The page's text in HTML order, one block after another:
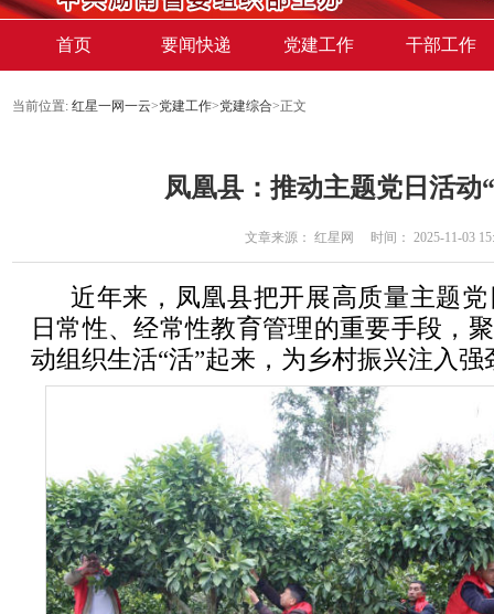
首页 要闻快递 党建工作 干部工作
当前位置: 红星一网一云>党建工作>党建综合>正文
凤凰县：推动主题党日活动
文章来源： 红星网 时间： 2025-11-03
近年来，凤凰县把开展高质量主题
日常性、经常性教育管理的重要手段，
动组织生活“活”起来，为乡村振兴注入强